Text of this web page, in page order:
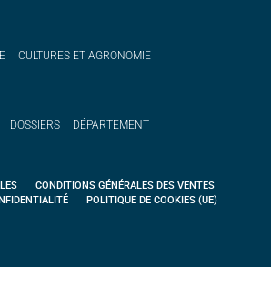
CULTURES ET AGRONOMIE
DOSSIERS DÉPARTEMENT
CONDITIONS GÉNÉRALES DES VENTES
POLITIQUE DE COOKIES (UE)